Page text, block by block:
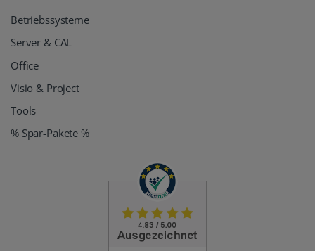
Betriebssysteme
Server & CAL
Office
Visio & Project
Tools
% Spar-Pakete %